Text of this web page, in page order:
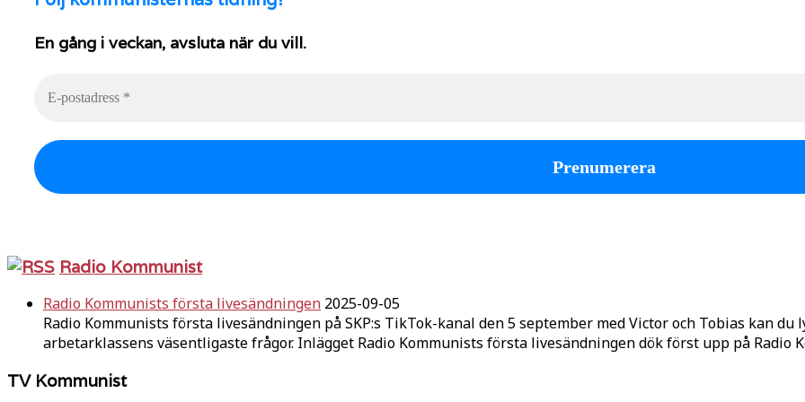
En gång i veckan, avsluta när du vill.
Radio Kommunist
Radio Kommunists första livesändningen 2025-09-05
Radio Kommunists första livesändningen på SKP:s TikTok-kanal den 5 september med Victor och Tobias kan
arbetarklassens väsentligaste frågor. Inlägget Radio Kommunists första livesändningen dök först upp på Radio
TV Kommunist